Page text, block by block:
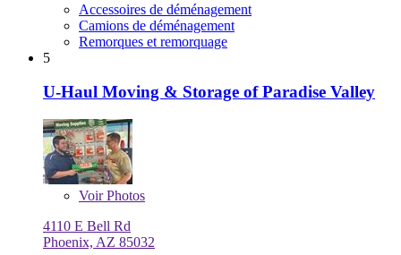
Accessoires de déménagement
Camions de déménagement
Remorques et remorquage
5
U-Haul Moving & Storage of Paradise Valley
VoirPhotos
4110 E Bell Rd
Phoenix, AZ 85032